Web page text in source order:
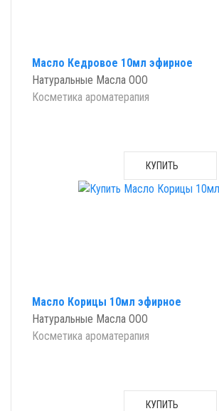
Масло Кедровое 10мл эфирное
Натуральные Масла ООО
Косметика ароматерапия
КУПИТЬ
Масло Корицы 10мл эфирное
Натуральные Масла ООО
Косметика ароматерапия
КУПИТЬ